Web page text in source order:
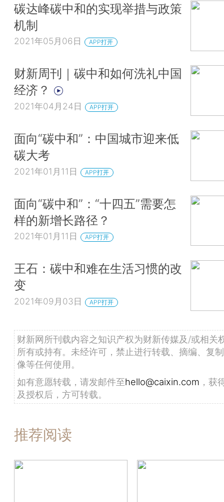
碳达峰碳中和的实现举措与政策
机制
2021年05月06日 APP打开
财新周刊｜碳中和如何洗礼中国
经济？
2021年04月24日 APP打开
面向“碳中和”：中国城市迎来低
碳大考
2021年01月11日 APP打开
面向“碳中和”：“十四五”需要怎
样的新增长路径？
2021年01月11日 APP打开
王石：碳中和难在生活习惯的改
变
2021年09月03日 APP打开
财新网所刊载内容之知识产权为财新传媒及/或相关
所有或持有。未经许可，禁止进行转载、摘编、复
像等任何使用。
如有意愿转载，请发邮件至hello@caixin.com ，获
及授权后，方可转载。
推荐阅读